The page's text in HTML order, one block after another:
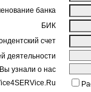
банка
БИК
счет
деятельности
узнали о нас